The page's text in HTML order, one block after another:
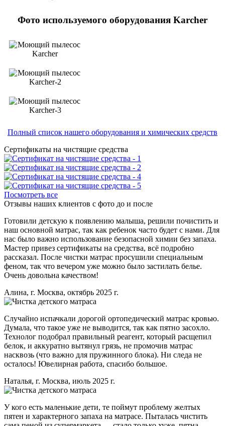
Фото используемого оборудования Karcher
Полный список нашего оборудования и химических средств
Сертификаты на чистящие средства
Посмотреть все
Отзывы наших клиентов с фото до и после
Готовили детскую к появлению малыша, решили почистить и
наш основной матрас, так как ребенок часто будет с нами. Для
нас было важно использование безопасной химии без запаха.
Мастер привез сертификаты на средства, всё подробно
рассказал. После чистки матрас просушили специальным
феном, так что вечером уже можно было застилать белье.
Очень довольна качеством!
Алина, г. Москва, октябрь 2025 г.
Случайно испачкали дорогой ортопедический матрас кровью.
Думала, что такое уже не выводится, так как пятно засохло.
Технолог подобрал правильный реагент, который расщепил
белок, и аккуратно вытянул грязь, не промочив матрас
насквозь (что важно для пружинного блока). Ни следа не
осталось! Ювелирная работа, спасибо большое.
Наталья, г. Москва, июль 2025 г.
У кого есть маленькие дети, те поймут проблему желтых
пятен и характерного запаха на матрасе. Пыталась чистить